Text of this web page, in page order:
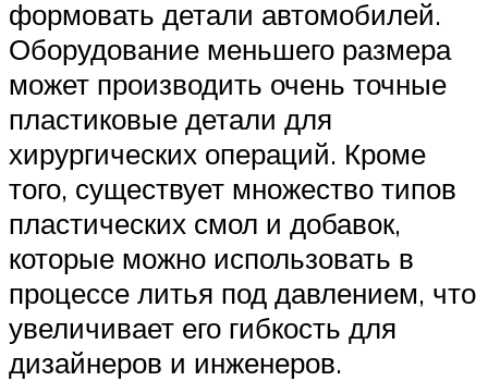
формовать детали автомобилей.
Оборудование меньшего размера
может производить очень точные
пластиковые детали для
хирургических операций. Кроме
того, существует множество типов
пластических смол и добавок,
которые можно использовать в
процессе литья под давлением, что
увеличивает его гибкость для
дизайнеров и инженеров.